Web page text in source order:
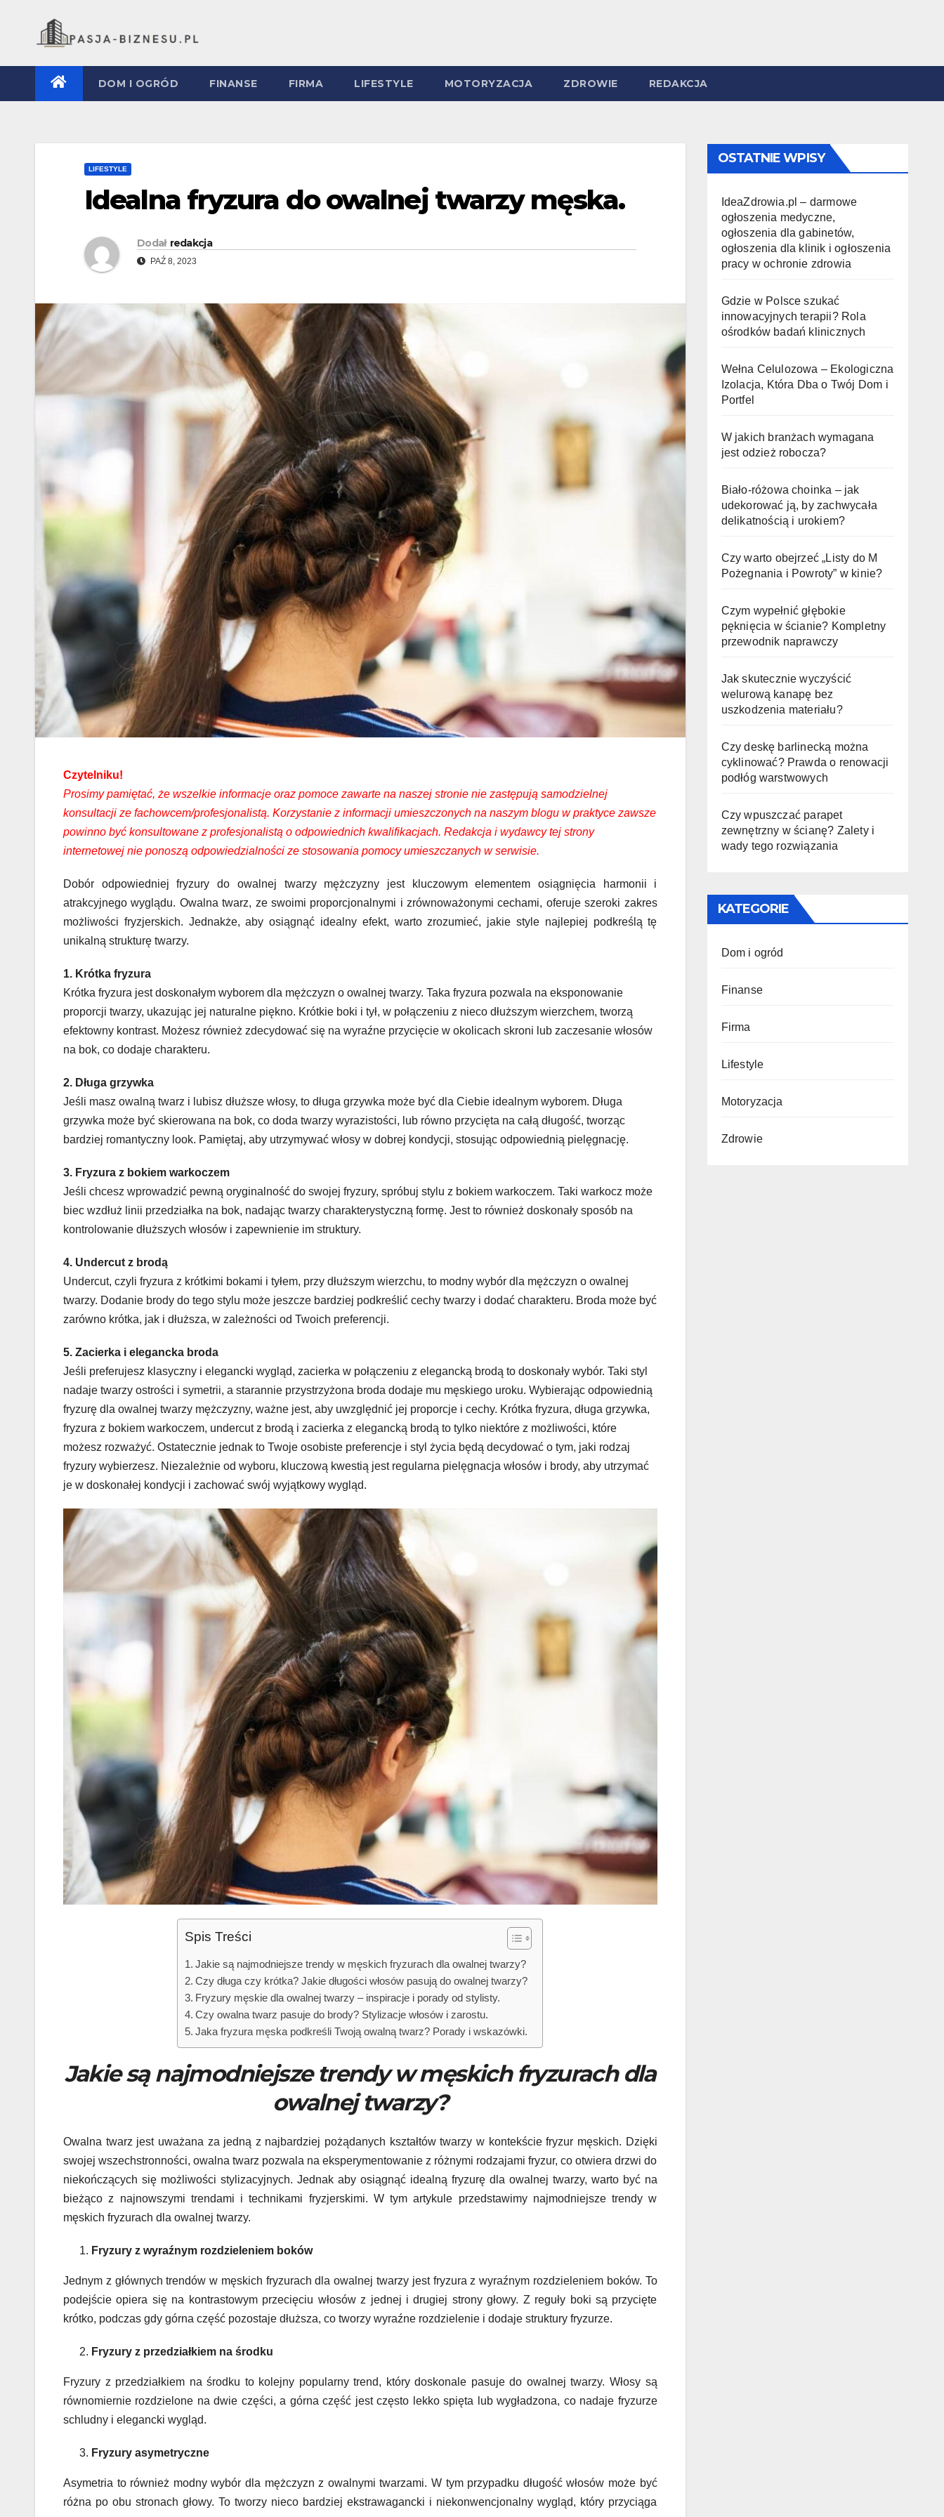
DOM I OGRÓD FINANSE FIRMA LIFESTYLE MOTORYZACJA ZDROWIE REDAKCJA
LIFESTYLE
Idealna fryzura do owalnej twarzy męska.
Dodał redakcja
PAŹ 8, 2023
Czytelniku!
Prosimy pamiętać, że wszelkie informacje oraz pomoce zawarte na naszej stronie nie zastępują samodzielnej
konsultacji ze fachowcem/profesjonalistą. Korzystanie z informacji umieszczonych na naszym blogu w praktyce zawsze
powinno być konsultowane z profesjonalistą o odpowiednich kwalifikacjach. Redakcja i wydawcy tej strony
internetowej nie ponoszą odpowiedzialności ze stosowania pomocy umieszczanych w serwisie.
Dobór odpowiedniej fryzury do owalnej twarzy mężczyzny jest kluczowym elementem osiągnięcia harmonii i
atrakcyjnego wyglądu. Owalna twarz, ze swoimi proporcjonalnymi i zrównoważonymi cechami, oferuje szeroki zakres
możliwości fryzjerskich. Jednakże, aby osiągnąć idealny efekt, warto zrozumieć, jakie style najlepiej podkreślą tę
unikalną strukturę twarzy.
1. Krótka fryzura
Krótka fryzura jest doskonałym wyborem dla mężczyzn o owalnej twarzy. Taka fryzura pozwala na eksponowanie
proporcji twarzy, ukazując jej naturalne piękno. Krótkie boki i tył, w połączeniu z nieco dłuższym wierzchem, tworzą
efektowny kontrast. Możesz również zdecydować się na wyraźne przycięcie w okolicach skroni lub zaczesanie włosów
na bok, co dodaje charakteru.
2. Długa grzywka
Jeśli masz owalną twarz i lubisz dłuższe włosy, to długa grzywka może być dla Ciebie idealnym wyborem. Długa
grzywka może być skierowana na bok, co doda twarzy wyrazistości, lub równo przycięta na całą długość, tworząc
bardziej romantyczny look. Pamiętaj, aby utrzymywać włosy w dobrej kondycji, stosując odpowiednią pielęgnację.
3. Fryzura z bokiem warkoczem
Jeśli chcesz wprowadzić pewną oryginalność do swojej fryzury, spróbuj stylu z bokiem warkoczem. Taki warkocz może
biec wzdłuż linii przedziałka na bok, nadając twarzy charakterystyczną formę. Jest to również doskonały sposób na
kontrolowanie dłuższych włosów i zapewnienie im struktury.
4. Undercut z brodą
Undercut, czyli fryzura z krótkimi bokami i tyłem, przy dłuższym wierzchu, to modny wybór dla mężczyzn o owalnej
twarzy. Dodanie brody do tego stylu może jeszcze bardziej podkreślić cechy twarzy i dodać charakteru. Broda może być
zarówno krótka, jak i dłuższa, w zależności od Twoich preferencji.
5. Zacierka i elegancka broda
Jeśli preferujesz klasyczny i elegancki wygląd, zacierka w połączeniu z elegancką brodą to doskonały wybór. Taki styl
nadaje twarzy ostrości i symetrii, a starannie przystrzyżona broda dodaje mu męskiego uroku. Wybierając odpowiednią
fryzurę dla owalnej twarzy mężczyzny, ważne jest, aby uwzględnić jej proporcje i cechy. Krótka fryzura, długa grzywka,
fryzura z bokiem warkoczem, undercut z brodą i zacierka z elegancką brodą to tylko niektóre z możliwości, które
możesz rozważyć. Ostatecznie jednak to Twoje osobiste preferencje i styl życia będą decydować o tym, jaki rodzaj
fryzury wybierzesz. Niezależnie od wyboru, kluczową kwestią jest regularna pielęgnacja włosów i brody, aby utrzymać
je w doskonałej kondycji i zachować swój wyjątkowy wygląd.
Spis Treści
Jakie są najmodniejsze trendy w męskich fryzurach dla owalnej twarzy?
Czy długa czy krótka? Jakie długości włosów pasują do owalnej twarzy?
Fryzury męskie dla owalnej twarzy – inspiracje i porady od stylisty.
Czy owalna twarz pasuje do brody? Stylizacje włosów i zarostu.
Jaka fryzura męska podkreśli Twoją owalną twarz? Porady i wskazówki.
Jakie są najmodniejsze trendy w męskich fryzurach dla
owalnej twarzy?
Owalna twarz jest uważana za jedną z najbardziej pożądanych kształtów twarzy w kontekście fryzur męskich. Dzięki
swojej wszechstronności, owalna twarz pozwala na eksperymentowanie z różnymi rodzajami fryzur, co otwiera drzwi do
niekończących się możliwości stylizacyjnych. Jednak aby osiągnąć idealną fryzurę dla owalnej twarzy, warto być na
bieżąco z najnowszymi trendami i technikami fryzjerskimi. W tym artykule przedstawimy najmodniejsze trendy w
męskich fryzurach dla owalnej twarzy.
Fryzury z wyraźnym rozdzieleniem boków
Jednym z głównych trendów w męskich fryzurach dla owalnej twarzy jest fryzura z wyraźnym rozdzieleniem boków. To
podejście opiera się na kontrastowym przecięciu włosów z jednej i drugiej strony głowy. Z reguły boki są przycięte
krótko, podczas gdy górna część pozostaje dłuższa, co tworzy wyraźne rozdzielenie i dodaje struktury fryzurze.
Fryzury z przedziałkiem na środku
Fryzury z przedziałkiem na środku to kolejny popularny trend, który doskonale pasuje do owalnej twarzy. Włosy są
równomiernie rozdzielone na dwie części, a górna część jest często lekko spięta lub wygładzona, co nadaje fryzurze
schludny i elegancki wygląd.
Fryzury asymetryczne
Asymetria to również modny wybór dla mężczyzn z owalnymi twarzami. W tym przypadku długość włosów może być
różna po obu stronach głowy. To tworzy nieco bardziej ekstrawagancki i niekonwencjonalny wygląd, który przyciąga
OSTATNIE WPISY
IdeaZdrowia.pl – darmowe
ogłoszenia medyczne,
ogłoszenia dla gabinetów,
ogłoszenia dla klinik i ogłoszenia
pracy w ochronie zdrowia
Gdzie w Polsce szukać
innowacyjnych terapii? Rola
ośrodków badań klinicznych
Wełna Celulozowa – Ekologiczna
Izolacja, Która Dba o Twój Dom i
Portfel
W jakich branżach wymagana
jest odzież robocza?
Biało-różowa choinka – jak
udekorować ją, by zachwycała
delikatnością i urokiem?
Czy warto obejrzeć „Listy do M
Pożegnania i Powroty” w kinie?
Czym wypełnić głębokie
pęknięcia w ścianie? Kompletny
przewodnik naprawczy
Jak skutecznie wyczyścić
welurową kanapę bez
uszkodzenia materiału?
Czy deskę barlinecką można
cyklinować? Prawda o renowacji
podłóg warstwowych
Czy wpuszczać parapet
zewnętrzny w ścianę? Zalety i
wady tego rozwiązania
KATEGORIE
Dom i ogród
Finanse
Firma
Lifestyle
Motoryzacja
Zdrowie